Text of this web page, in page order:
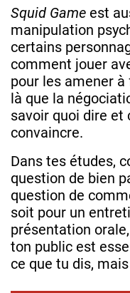
Squid Game est
manipulation
certains
comment jouer
pour les amener à
là que la
savoir quoi dire et
convaincre.
Dans tes études,
question de bien
question de
soit pour un
présentation
ton public est
ce que tu dis,